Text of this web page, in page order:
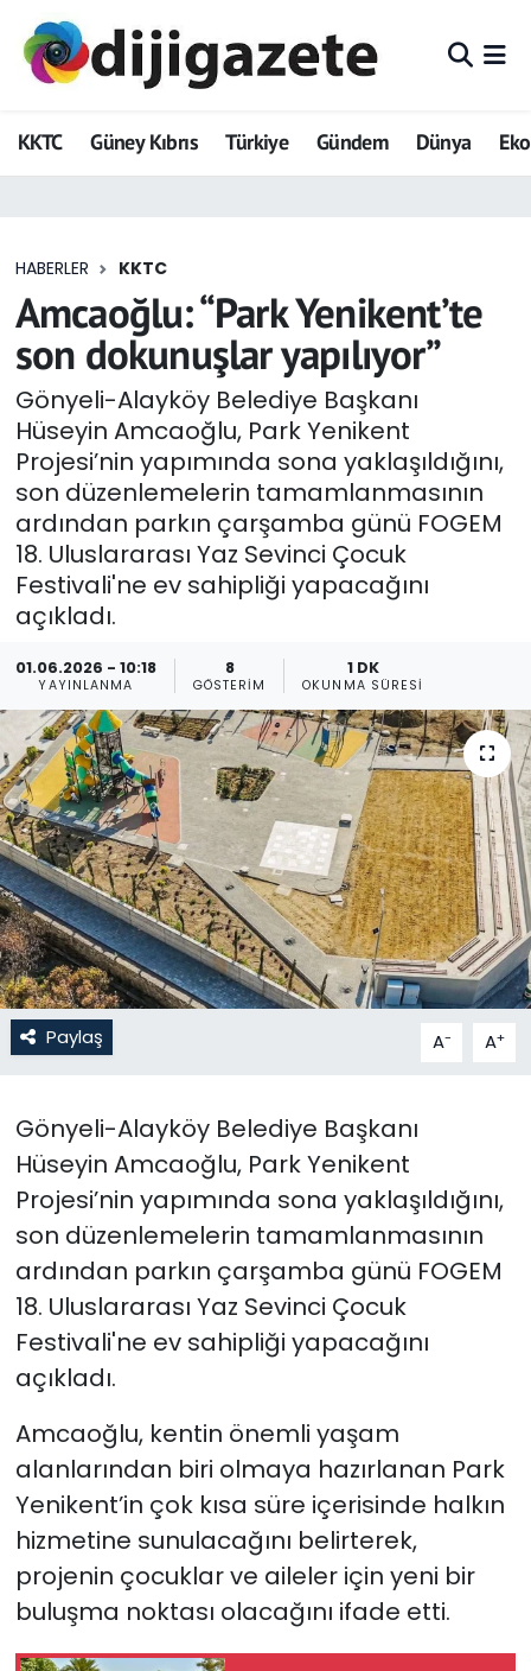
KKTC Güney Kıbrıs Türkiye Gündem Dünya
HABERLER KKTC
Amcaoğlu: “Park Yenikent’te
son dokunuşlar yapılıyor”
Gönyeli-Alayköy Belediye Başkanı
Hüseyin Amcaoğlu, Park Yenikent
Projesi’nin yapımında sona yaklaşıldığını,
son düzenlemelerin tamamlanmasının
ardından parkın çarşamba günü FOGEM
18. Uluslararası Yaz Sevinci Çocuk
Festivali'ne ev sahipliği yapacağını
açıkladı.
01.06.2026 - 10:18
YAYINLANMA
8
GÖSTERIM
1 DK
OKUNMA SÜRESI
Paylaş A- A+
Gönyeli-Alayköy Belediye Başkanı
Hüseyin Amcaoğlu, Park Yenikent
Projesi’nin yapımında sona yaklaşıldığını,
son düzenlemelerin tamamlanmasının
ardından parkın çarşamba günü FOGEM
18. Uluslararası Yaz Sevinci Çocuk
Festivali'ne ev sahipliği yapacağını
açıkladı.
Amcaoğlu, kentin önemli yaşam
alanlarından biri olmaya hazırlanan Park
Yenikent’in çok kısa süre içerisinde halkın
hizmetine sunulacağını belirterek,
projenin çocuklar ve aileler için yeni bir
buluşma noktası olacağını ifade etti.
ADVERTORIAL
Dijigazete
Eğitim
Ekonomi
Foto Galeri
GEZİ
Güncel
Gündem
KKTC YEREL SEÇİM 2018
Kültür Sanat
Magazin
Moda
Nöbetçi Eczaneler
Otomobil Dünyası
Politika
SAĞLIK
Spor
Teknoloji
TÜRKiYE
Video Galeri
YAŞAM
Yazarlar
Hava Durumu
Trafik Durumu
Tüm Manşetler
Son Dakika Haberleri
Haber Arşivi